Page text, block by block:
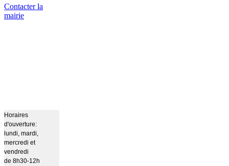
Contacter la
mairie
Horaires
d'ouverture:
lundi, mardi,
mercredi et
vendredi
de 8h30-12h